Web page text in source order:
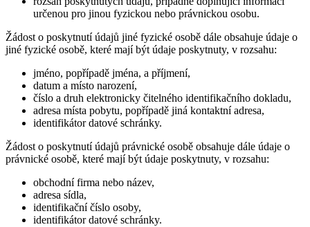
určenou pro jinou fyzickou nebo právnickou osobu.
Žádost o poskytnutí údajů jiné fyzické osobě dále obsahuje údaje o
jiné fyzické osobě, které mají být údaje poskytnuty, v rozsahu:
jméno, popřípadě jména, a příjmení,
datum a místo narození,
číslo a druh elektronicky čitelného identifikačního dokladu,
adresa místa pobytu, popřípadě jiná kontaktní adresa,
identifikátor datové schránky.
Žádost o poskytnutí údajů právnické osobě obsahuje dále údaje o
právnické osobě, které mají být údaje poskytnuty, v rozsahu:
obchodní firma nebo název,
adresa sídla,
identifikační číslo osoby,
identifikátor datové schránky.